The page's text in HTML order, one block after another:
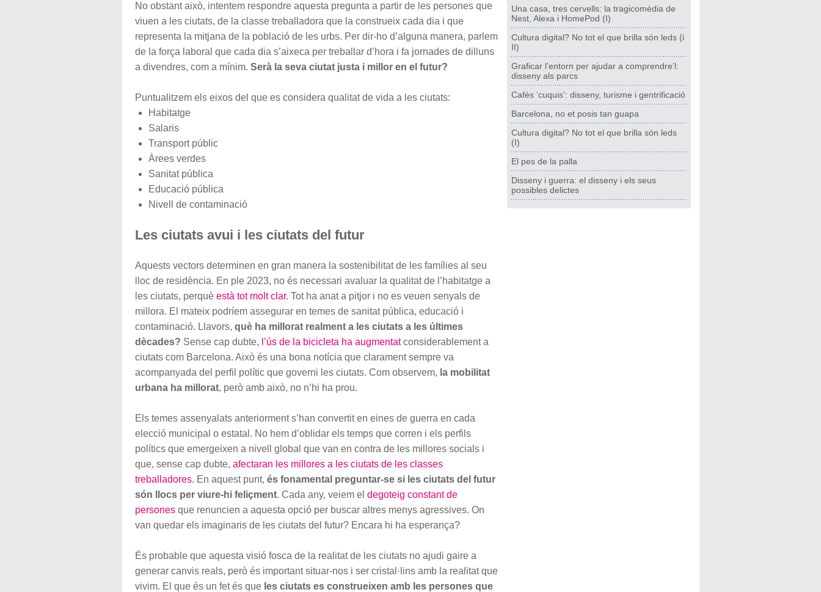
No obstant això, intentem respondre aquesta pregunta a partir de les persones que
viuen a les ciutats, de la classe treballadora que la construeix cada dia i que
representa la mitjana de la població de les urbs. Per dir-ho d’alguna manera, parlem
de la força laboral que cada dia s’aixeca per treballar d’hora i fa jornades de dilluns
a divendres, com a mínim. Serà la seva ciutat justa i millor en el futur?
Puntualitzem els eixos del que es considera qualitat de vida a les ciutats:
Habitatge
Salaris
Transport públic
Àrees verdes
Sanitat pública
Educació pública
Nivell de contaminació
Les ciutats avui i les ciutats del futur
Aquests vectors determinen en gran manera la sostenibilitat de les famílies al seu
lloc de residència. En ple 2023, no és necessari avaluar la qualitat de l’habitatge a
les ciutats, perquè està tot molt clar. Tot ha anat a pitjor i no es veuen senyals de
millora. El mateix podríem assegurar en temes de sanitat pública, educació i
contaminació. Llavors, què ha millorat realment a les ciutats a les últimes
dècades? Sense cap dubte, l’ús de la bicicleta ha augmentatconsiderablement a
ciutats com Barcelona. Això és una bona notícia que clarament sempre va
acompanyada del perfil polític que governi les ciutats. Com observem, la mobilitat
urbana ha millorat, però amb això, no n’hi ha prou.
Els temes assenyalats anteriorment s’han convertit en eines de guerra en cada
elecció municipal o estatal. No hem d’oblidar els temps que corren i els perfils
polítics que emergeixen a nivell global que van en contra de les millores socials i
que, sense cap dubte, afectaran les millores a les ciutats de les classes
treballadores. En aquest punt, és fonamental preguntar-se si les ciutats del futur
són llocs per viure-hi feliçment. Cada any, veiem el degoteig constant de
personesque renuncien a aquesta opció per buscar altres menys agressives. On
van quedar els imaginaris de les ciutats del futur? Encara hi ha esperança?
És probable que aquesta visió fosca de la realitat de les ciutats no ajudi gaire a
generar canvis reals, però és important situar-nos i ser cristal·lins amb la realitat que
vivim. El que és un fet és que les ciutats es construeixen amb les persones que
Una casa, tres cervells: la tragicomèdia de
Nest, Alexa i HomePod (I)
Cultura digital? No tot el que brilla són leds (i
II)
Graficar l’entorn per ajudar a comprendre’l:
disseny als parcs
Cafès ‘cuquis’: disseny, turisme i gentrificació
Barcelona, no et posis tan guapa
Cultura digital? No tot el que brilla són leds
(I)
El pes de la palla
Disseny i guerra: el disseny i els seus
possibles delictes